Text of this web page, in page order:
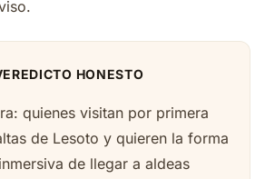
HONESTO
quienes visitan por primera
de Lesoto y quieren la forma
de llegar a aldeas